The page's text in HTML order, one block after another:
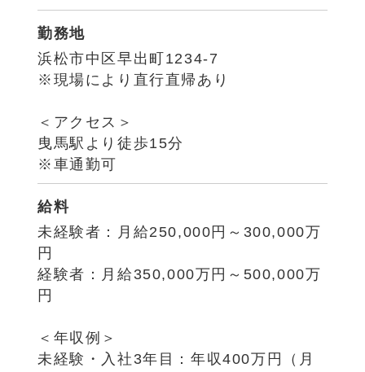
勤務地
浜松市中区早出町1234-7
※現場により直行直帰あり
＜アクセス＞
曳馬駅より徒歩15分
※車通勤可
給料
未経験者：月給250,000円～300,000万
円
経験者：月給350,000万円～500,000万
円
＜年収例＞
未経験・入社3年目：年収400万円（月